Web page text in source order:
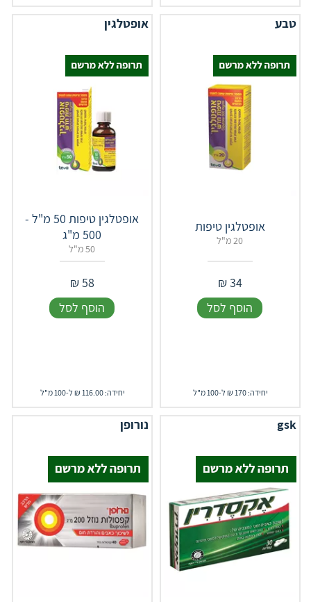
טבע
אופטלגין טיפות
20 מ"ל
34
₪
הוסף לסל
יחידה: 170 ₪ ל-100 מ"ל
אופטלגין
אופטלגין טיפות 50 מ"ל -
500 מ"ג
50 מ"ל
58
₪
הוסף לסל
יחידה: 116.00 ₪ ל-100 מ"ל
gsk נורופן